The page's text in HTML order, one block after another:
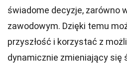
świadome decyzje, zarówno
zawodowym. Dzięki temu
przyszłość i korzystać z
dynamicznie zmieniający się